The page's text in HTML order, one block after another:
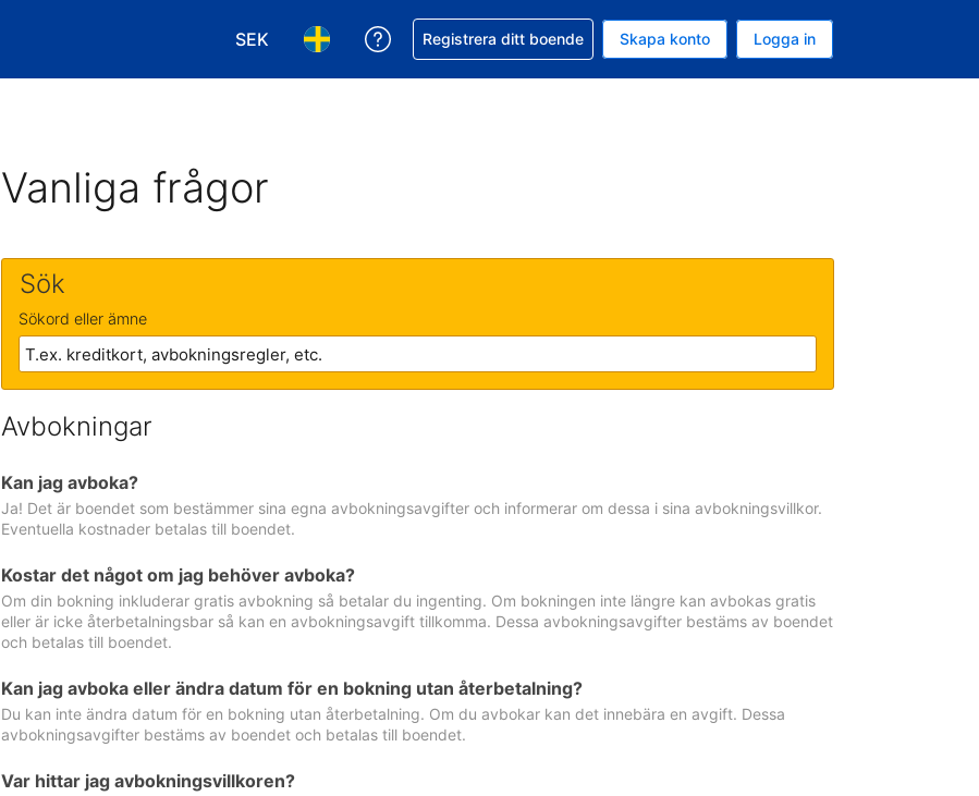
SEK
Välj valuta. Din nuvarande valuta är Svenska kronor
Välj språk. Ditt nuvarande språk är Svenska
Få hjälp med din bokning
Registrera ditt boende Skapa konto Logga in
Vanliga frågor
Sök
Sökord eller ämne
Avbokningar
Kan jag avboka?
Ja! Det är boendet som bestämmer sina egna avbokningsavgifter och informerar om dessa i sina avbokningsvillkor.
Eventuella kostnader betalas till boendet.
Kostar det något om jag behöver avboka?
Om din bokning inkluderar gratis avbokning så betalar du ingenting. Om bokningen inte längre kan avbokas gratis
eller är icke återbetalningsbar så kan en avbokningsavgift tillkomma. Dessa avbokningsavgifter bestäms av boendet
och betalas till boendet.
Kan jag avboka eller ändra datum för en bokning utan återbetalning?
Du kan inte ändra datum för en bokning utan återbetalning. Om du avbokar kan det innebära en avgift. Dessa
avbokningsavgifter bestäms av boendet och betalas till boendet.
Var hittar jag avbokningsvillkoren?